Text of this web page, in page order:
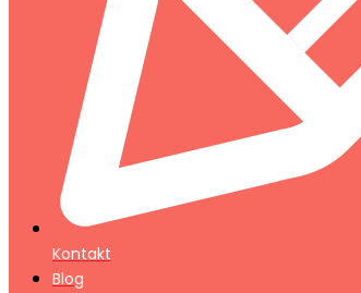
Kontakt
Blog